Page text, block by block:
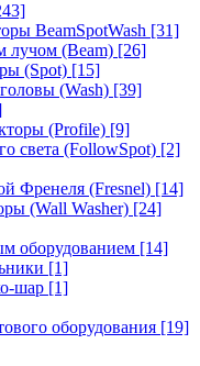
BeamSpotWash [31]
лучом (Beam) [26]
(Spot) [15]
(Wash) [39]
(Profile) [9]
света (FollowSpot) [2]
Френеля (Fresnel) [14]
(Wall Washer) [24]
оборудованием [14]
[1]
шар [1]
оборудования [19]